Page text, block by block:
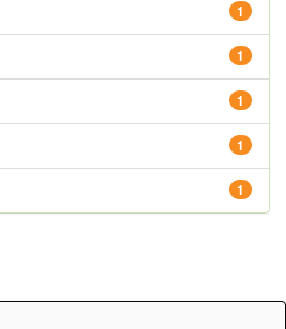
1
1
1
1
1